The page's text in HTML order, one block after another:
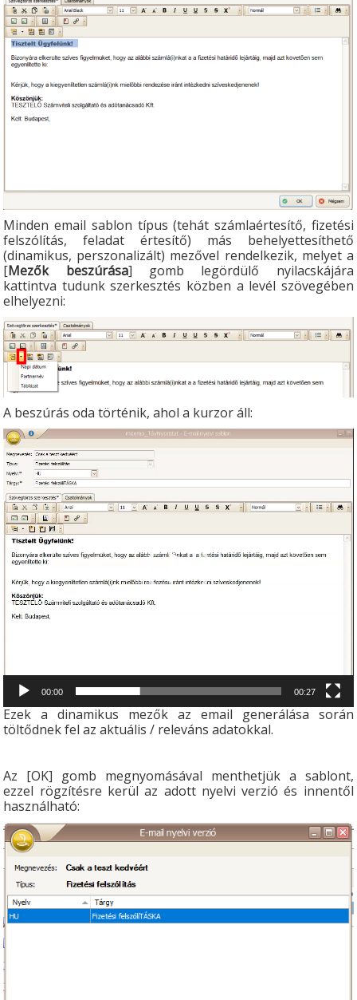
Minden email sablon típus (tehát számlaértesítő, fizetési
felszólítás, feladat értesítő) más behelyettesíthető
(dinamikus, perszonalizált) mezővel rendelkezik, melyet a
[Mezők beszúrása] gomb legördülő nyilacskájára
kattintva tudunk szerkesztés közben a levél szövegében
elhelyezni:
A beszúrás oda történik, ahol a kurzor áll:
Videólejátszó
00:00 00:27
Ezek a dinamikus mezők az email generálása során
töltődnek fel az aktuális / releváns adatokkal.
Az [OK] gomb megnyomásával menthetjük a sablont,
ezzel rögzítésre kerül az adott nyelvi verzió és innentől
használható: